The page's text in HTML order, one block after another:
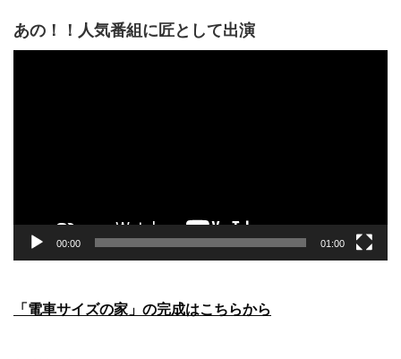
あの！！人気番組に匠として出演
00:00 01:00
「電車サイズの家」の完成はこちらから